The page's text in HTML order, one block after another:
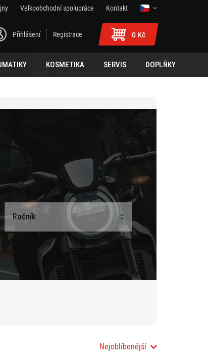
Velkoobchodní spolupráce
Kontakt
Přihlášení Registrace 0 Kč
KOSMETIKA SERVIS DOPLŇKY
Ročník
Nejoblíbenější